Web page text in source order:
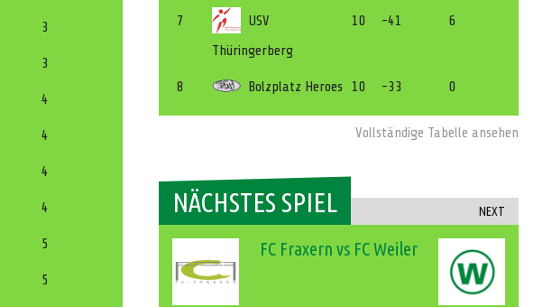
3
3
4
4
4
4
5
5
7
USV
Thüringerberg
10 -41 6
8 Bolzplatz Heroes 10 -33 0
Vollständige Tabelle ansehen
NEXT
NÄCHSTES SPIEL
FC Fraxern vs FC Weiler